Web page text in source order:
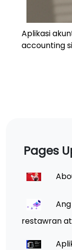
Aplikasi
accounting
Pages
restawran